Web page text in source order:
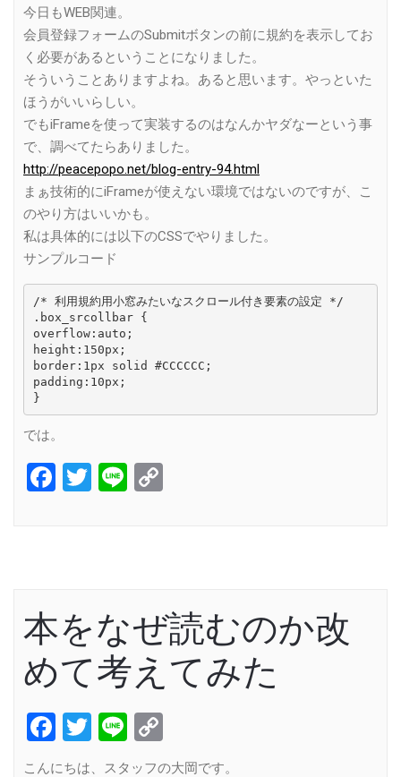
今日もWEB関連。
会員登録フォームのSubmitボタンの前に規約を表示してお
く必要があるということになりました。
そういうことありますよね。あると思います。やっといた
ほうがいいらしい。
でもiFrameを使って実装するのはなんかヤダなーという事
で、調べてたらありました。
http://peacepopo.net/blog-entry-94.html
まぁ技術的にiFrameが使えない環境ではないのですが、こ
のやり方はいいかも。
私は具体的には以下のCSSでやりました。
サンプルコード
/* 利用規約用小窓みたいなスクロール付き要素の設定 */
.box_srcollbar {
overflow:auto;
height:150px;
border:1px solid #CCCCCC;
padding:10px;
}
では。
Facebook
Twitter
Line
本をなぜ読むのか改
めて考えてみた
Facebook
Twitter
Line
Link
こんにちは、スタッフの大岡です。